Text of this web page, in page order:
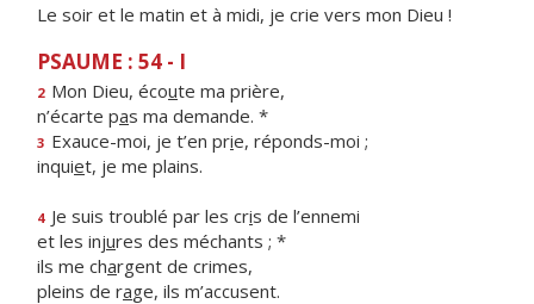
Le soir et le matin et à midi, je crie vers mon Dieu !
PSAUME : 54 - I
2 Mon Dieu, écoute ma prière,
n’écarte pas ma demande. *
3 Exauce-moi, je t’en prie, réponds-moi ;
inquiet, je me plains.
4 Je suis troublé par les cris de l’ennemi
et les injures des méchants ; *
ils me chargent de crimes,
pleins de rage, ils m’accusent.